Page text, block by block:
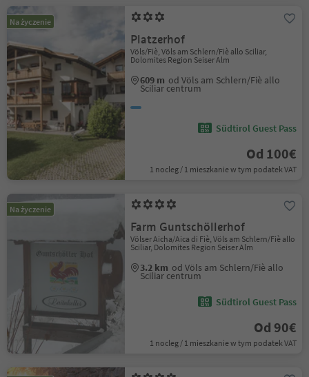
Na życzenie
Platzerhof
Völs/Fiè, Völs am Schlern/Fiè allo Sciliar,
Dolomites Region Seiser Alm
609 m od Völs am Schlern/Fiè allo
Sciliar centrum
Südtirol Guest Pass
Od 100€
1 nocleg / 1 mieszkanie w tym podatek VAT
Na życzenie
Farm Guntschöllerhof
Völser Aicha/Aica di Fiè, Völs am Schlern/Fiè allo
Sciliar, Dolomites Region Seiser Alm
3.2 km od Völs am Schlern/Fiè allo
Sciliar centrum
Südtirol Guest Pass
Od 90€
1 nocleg / 1 mieszkanie w tym podatek VAT